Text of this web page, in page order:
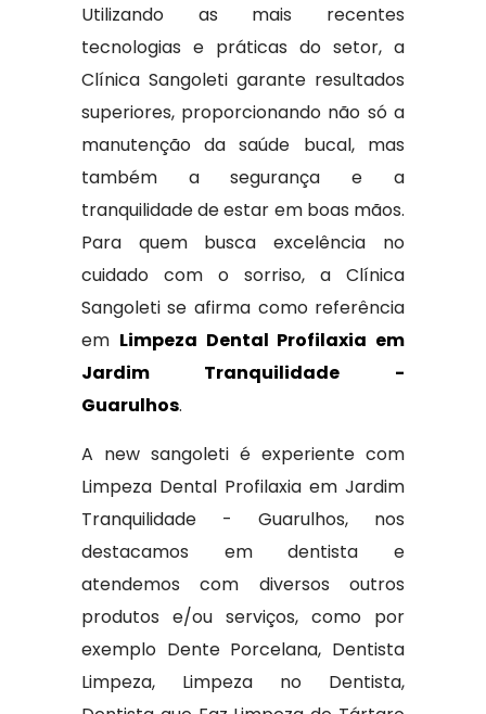
Utilizando as mais recentes
tecnologias e práticas do setor, a
Clínica Sangoleti garante resultados
superiores, proporcionando não só a
manutenção da saúde bucal, mas
também a segurança e a
tranquilidade de estar em boas mãos.
Para quem busca excelência no
cuidado com o sorriso, a Clínica
Sangoleti se afirma como referência
em Limpeza Dental Profilaxia em
Jardim Tranquilidade -
Guarulhos.
A new sangoleti é experiente com
Limpeza Dental Profilaxia em Jardim
Tranquilidade - Guarulhos, nos
destacamos em dentista e
atendemos com diversos outros
produtos e/ou serviços, como por
exemplo Dente Porcelana, Dentista
Limpeza, Limpeza no Dentista,